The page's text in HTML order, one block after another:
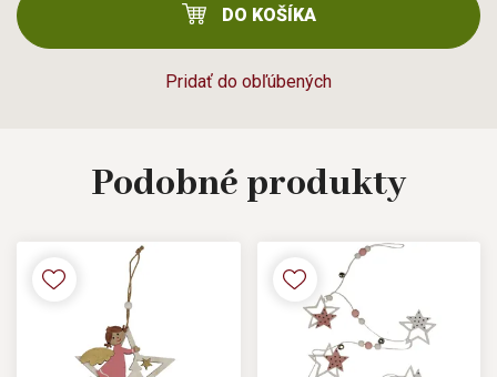
Pridať do obľúbených
DO KOŠÍKA
Podobné produkty